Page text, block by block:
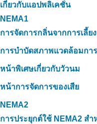
เกี่ยวกับแอปพลิเคชั่น
NEMA1
การจัดการกลิ่นจากการเลี้ย
การบำบัดสภาพแวดล้อมกา
หน้าพิเศษเกี่ยวกับวัวนม
หน้าการจัดการของเสีย
NEMA2
การประยุกต์ใช้ NEMA2 ส